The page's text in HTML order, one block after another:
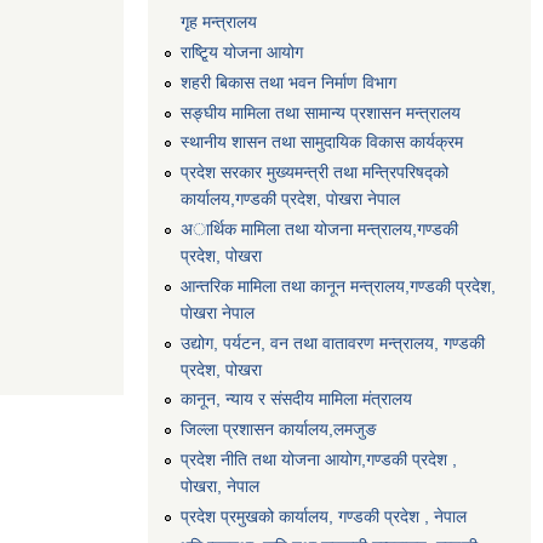
गृह मन्त्रालय
राष्टि्ृय योजना आयोग
शहरी बिकास तथा भवन निर्माण विभाग
सङ्घीय मामिला तथा सामान्य प्रशासन मन्त्रालय
स्थानीय शासन तथा सामुदायिक विकास कार्यक्रम
प्रदेश सरकार मुख्यमन्त्री तथा मन्त्रिपरिषद्को
कार्यालय,गण्डकी प्रदेश, पाेखरा नेपाल
अार्थिक मामिला तथा योजना मन्त्रालय,गण्डकी
प्रदेश, पोखरा
आन्तरिक मामिला तथा कानून मन्त्रालय,गण्डकी प्रदेश,
पाेखरा नेपाल
उद्योग, पर्यटन, वन तथा वातावरण मन्त्रालय, गण्डकी
प्रदेश, पोखरा
कानून, न्याय र संसदीय मामिला मंत्रालय
जिल्ला प्रशासन कार्यालय,लमजुङ
प्रदेश नीति तथा योजना आयोग,गण्डकी प्रदेश ,
पोखरा, नेपाल
प्रदेश प्रमुखको कार्यालय, गण्डकी प्रदेश , नेपाल